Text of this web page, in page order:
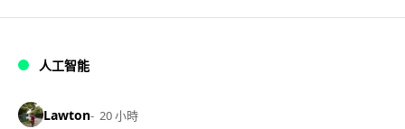
人工智能
Lawton 20 小時